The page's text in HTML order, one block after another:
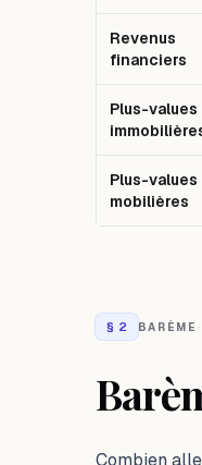
Revenus
financiers
Plus-values
Plus-values
mobilières
§ 2 BARÈME ·
Combien